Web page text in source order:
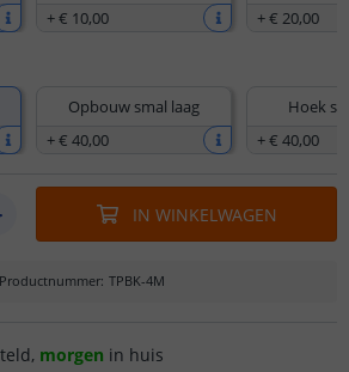
+€ 10,00 +€ 20,00
Opbouw smal laag
+€ 40,00
Hoek
+€ 40,00
IN WINKELWAGEN
Productnummer: TPBK-4M
morgen in huis